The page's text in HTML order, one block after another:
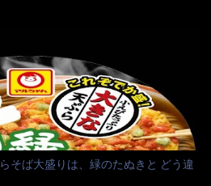
味のファミレスには行きません。 最
に行ったぐらいです。（肉が喰いた
スは合理化が進み、店員さんもフロ
んだよねぇ～ それに注文はタッチパ
位前は、フロア担当だけでも5人は
店員さんを呼ぶピンポンを・・・ク
、丁寧にタッチパネルで～と教えて
そば大盛りは、緑のたぬきと どう違